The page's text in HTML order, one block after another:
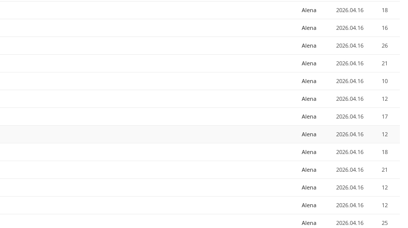
Alena 2026.04.16 18
Alena 2026.04.16 16
Alena 2026.04.16 26
Alena 2026.04.16 21
Alena 2026.04.16 10
Alena 2026.04.16 12
Alena 2026.04.16 17
Alena 2026.04.16 12
Alena 2026.04.16 18
Alena 2026.04.16 21
Alena 2026.04.16 12
Alena 2026.04.16 12
Alena 2026.04.16 25